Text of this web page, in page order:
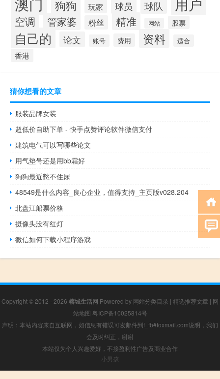
狗狗 玩家 球员 球队
空调 管家婆 粉丝 精准 网站 股票
自己的 论文 账号 费用 资料 适合
香港
猜你想看的文章
服装品牌女装
超低价自助下单 - 快手点赞评论软件微信支付
建筑电气可以写哪些论文
用气垫号还是用bb霜好
狗狗最近憋不住尿
48549是什么内容_良心企业，值得支持_主页版v028.204
北盘江船票价格
摄像头没有红灯
微信如何下载小程序游戏
Copyright © 2012 - 2026 榕城生活网 Powered by 网站分类目录 | 精选推荐文章 | 网
站地图 粤ICP备10025814号
声明：本站内容来自互联网，如信息有错误可发邮件到f_fb#foxmail.com说明，我们
会及时纠正，谢谢
本站仅为个人兴趣爱好，不接盈利性广告及商业合作
小男孩